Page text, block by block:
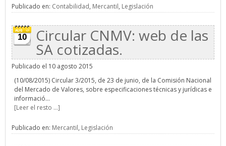
Publicado en: Contabilidad, Mercantil, Legislación
10 Circular CNMV: web de las
SA cotizadas.
Publicado el 10 agosto 2015
(10/08/2015) Circular 3/2015, de 23 de junio, de la Comisión Nacional
del Mercado de Valores, sobre especificaciones técnicas y jurídicas e
informació...
[Leer el resto ...]
Publicado en: Mercantil, Legislación